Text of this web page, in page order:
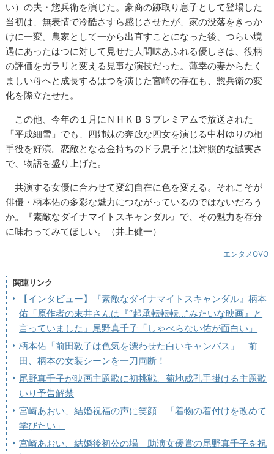
い）の夫・惣兵衛を演じた。豪商の跡取り息子として登場した
当初は、無表情で冷酷さすら感じさせたが、家の没落をきっか
けに一変。農家として一から出直すことになった後、つらい境
遇にあったはつに対して見せた人間味あふれる優しさは、役柄
の評価をガラリと変える見事な演技だった。薄幸の妻からたく
ましい母へと成長するはつを演じた宮崎の存在も、惣兵衛の変
化を際立たせた。
この他、今年の１月にＮＨＫＢＳプレミアムで放送された
「平成細雪」でも、四姉妹の奔放な四女を演じる中村ゆりの相
手役を好演。恋敵となる金持ちのドラ息子とは対照的な誠実さ
で、物語を盛り上げた。
共演する女優に合わせて変幻自在に色を変える。それこそが
俳優・柄本佑の多彩な魅力につながっているのではないだろう
か。『素敵なダイナマイトスキャンダル』で、その魅力を存分
に味わってみてほしい。（井上健一）
エンタメOVO
関連リンク
【インタビュー】『素敵なダイナマイトスキャンダル』柄本
佑「原作者の末井さんは『“起承転転転…”みたいな映画』と
言っていました」尾野真千子「しゃべらない佑が面白い」
柄本佑「前田敦子は色気を漂わせた白いキャンバス」 前
田、柄本の女装シーンを一刀両断！
尾野真千子が映画主題歌に初挑戦、菊地成孔手掛ける主題歌
いり予告解禁
宮崎あおい、結婚祝福の声に笑顔 「着物の着付けを改めて
学びたい」
宮崎あおい、結婚後初公の場 助演女優賞の尾野真千子を祝